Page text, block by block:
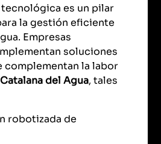
es un pilar
la gestión eficiente
Empresas
soluciones
complementan la labor
del Agua, tales
robotizada de